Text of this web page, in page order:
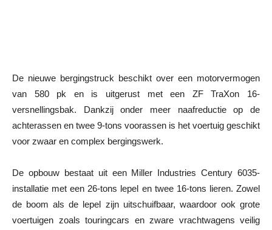
De nieuwe bergingstruck beschikt over een motorvermogen
van 580 pk en is uitgerust met een ZF TraXon 16-
versnellingsbak. Dankzij onder meer naafreductie op de
achterassen en twee 9-tons voorassen is het voertuig geschikt
voor zwaar en complex bergingswerk.
De opbouw bestaat uit een Miller Industries Century 6035-
installatie met een 26-tons lepel en twee 16-tons lieren. Zowel
de boom als de lepel zijn uitschuifbaar, waardoor ook grote
voertuigen zoals touringcars en zware vrachtwagens veilig